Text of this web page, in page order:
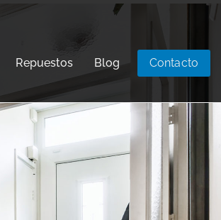
Repuestos Blog Contacto